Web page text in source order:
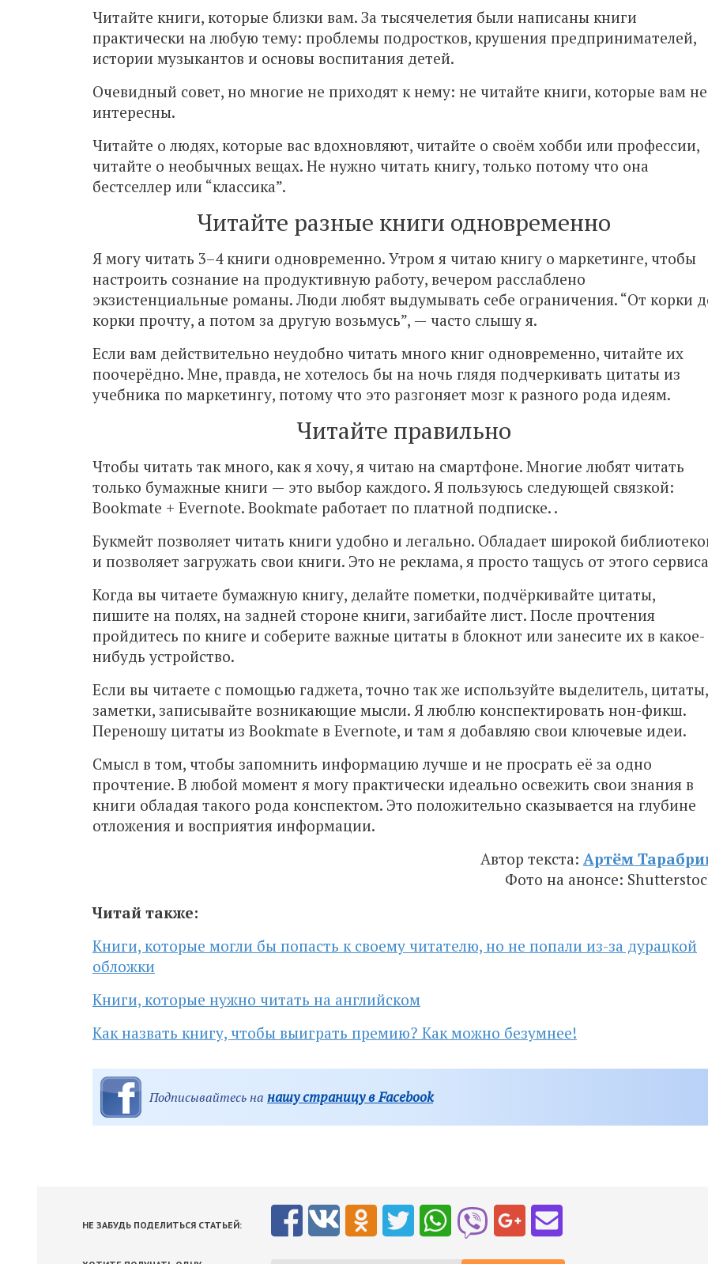
Читайте книги, которые близки вам. За тысячелетия были написаны книги
практически на любую тему: проблемы подростков, крушения предпринимателей,
истории музыкантов и основы воспитания детей.
Очевидный совет, но многие не приходят к нему: не читайте книги, которые вам не
интересны.
Читайте о людях, которые вас вдохновляют, читайте о своём хобби или профессии,
читайте о необычных вещах. Не нужно читать книгу, только потому что она
бестселлер или “классика”.
Читайте разные книги одновременно
Я могу читать 3–4 книги одновременно. Утром я читаю книгу о маркетинге, чтобы
настроить сознание на продуктивную работу, вечером расслаблено
экзистенциальные романы. Люди любят выдумывать себе ограничения. “От корки
корки прочту, а потом за другую возьмусь”, — часто слышу я.
Если вам действительно неудобно читать много книг одновременно, читайте их
поочерёдно. Мне, правда, не хотелось бы на ночь глядя подчеркивать цитаты из
учебника по маркетингу, потому что это разгоняет мозг к разного рода идеям.
Читайте правильно
Чтобы читать так много, как я хочу, я читаю на смартфоне. Многие любят читать
только бумажные книги — это выбор каждого. Я пользуюсь следующей связкой:
Bookmate + Evernote. Bookmate работает по платной подписке. .
Букмейт позволяет читать книги удобно и легально. Обладает широкой
и позволяет загружать свои книги. Это не реклама, я просто тащусь от этого
Когда вы читаете бумажную книгу, делайте пометки, подчёркивайте цитаты,
пишите на полях, на задней стороне книги, загибайте лист. После прочтения
пройдитесь по книге и соберите важные цитаты в блокнот или занесите их в какое-
нибудь устройство.
Если вы читаете с помощью гаджета, точно так же используйте выделитель, цитаты,
заметки, записывайте возникающие мысли. Я люблю конспектировать нон-фикш.
Переношу цитаты из Bookmate в Evernote, и там я добавляю свои ключевые идеи.
Смысл в том, чтобы запомнить информацию лучше и не просрать её за одно
прочтение. В любой момент я могу практически идеально освежить свои знания в
книги обладая такого рода конспектом. Это положительно сказывается на глубине
отложения и восприятия информации.
Автор текста: Артём
Фото на анонсе:
Читай также:
Книги, которые могли бы попасть к своему читателю, но не попали из-за дурацкой
обложки
Книги, которые нужно читать на английском
Как назвать книгу, чтобы выиграть премию? Как можно безумнее!
Подписывайтесь на нашу страницу в Facebook
НЕ ЗАБУДЬ ПОДЕЛИТЬСЯ СТАТЬЕЙ: